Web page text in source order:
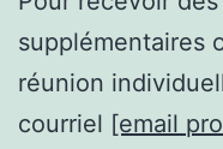
supplémentaires
réunion
courriel [email